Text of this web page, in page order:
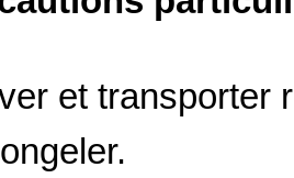
et transporter